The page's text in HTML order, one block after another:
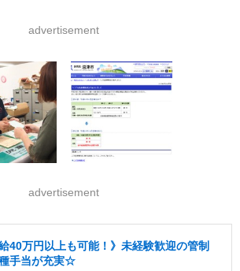
advertisement
advertisement
40万円以上も可能！》未経験歓迎の管制
手当が充実☆